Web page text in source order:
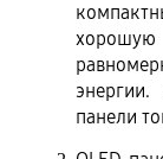
панели